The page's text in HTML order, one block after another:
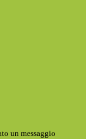
un messaggio